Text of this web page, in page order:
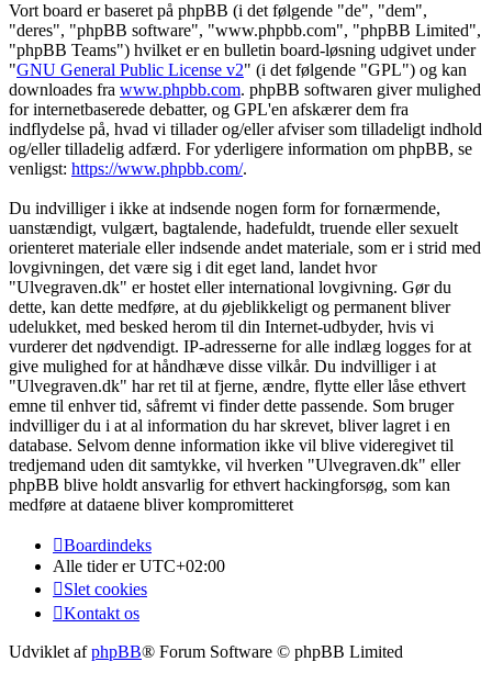
Vort board er baseret på phpBB (i det følgende "de", "dem",
"deres", "phpBB software", "www.phpbb.com", "phpBB Limited",
"phpBB Teams") hvilket er en bulletin board-løsning udgivet under
"GNU General Public License v2" (i det følgende "GPL") og kan
downloades fra www.phpbb.com. phpBB softwaren giver mulighed
for internetbaserede debatter, og GPL'en afskærer dem fra
indflydelse på, hvad vi tillader og/eller afviser som tilladeligt indhold
og/eller tilladelig adfærd. For yderligere information om phpBB, se
venligst: https://www.phpbb.com/.
Du indvilliger i ikke at indsende nogen form for fornærmende,
uanstændigt, vulgært, bagtalende, hadefuldt, truende eller sexuelt
orienteret materiale eller indsende andet materiale, som er i strid med
lovgivningen, det være sig i dit eget land, landet hvor
"Ulvegraven.dk" er hostet eller international lovgivning. Gør du
dette, kan dette medføre, at du øjeblikkeligt og permanent bliver
udelukket, med besked herom til din Internet-udbyder, hvis vi
vurderer det nødvendigt. IP-adresserne for alle indlæg logges for at
give mulighed for at håndhæve disse vilkår. Du indvilliger i at
"Ulvegraven.dk" har ret til at fjerne, ændre, flytte eller låse ethvert
emne til enhver tid, såfremt vi finder dette passende. Som bruger
indvilliger du i at al information du har skrevet, bliver lagret i en
database. Selvom denne information ikke vil blive videregivet til
tredjemand uden dit samtykke, vil hverken "Ulvegraven.dk" eller
phpBB blive holdt ansvarlig for ethvert hackingforsøg, som kan
medføre at dataene bliver kompromitteret
Boardindeks
Alle tider erUTC+02:00
Slet cookies
Kontakt os
Udviklet afphpBB® Forum Software © phpBB Limited